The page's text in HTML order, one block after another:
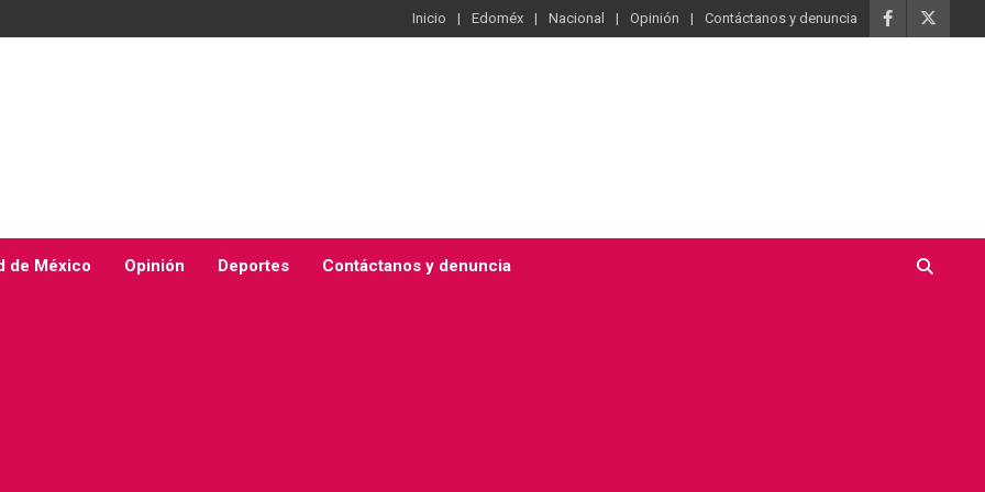
Inicio Edoméx Nacional Opinión Contáctanos y denuncia
de México Opinión Deportes Contáctanos y denuncia